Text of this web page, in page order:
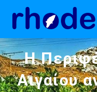
Η
Αιγαίου